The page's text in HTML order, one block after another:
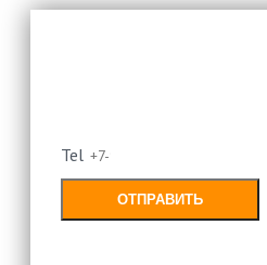
Tel
ОТПРАВИТЬ